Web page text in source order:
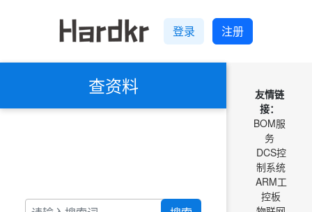
登录 注册
查资料
友情链
接：
BOM服
务
DCS控
制系统
ARM工
控板